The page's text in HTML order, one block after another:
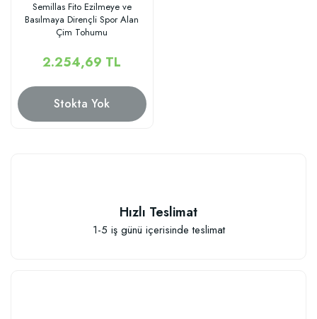
Semillas Fito Ezilmeye ve
Basılmaya Dirençli Spor Alan
Çim Tohumu
2.254,69 TL
Stokta Yok
Hızlı Teslimat
1-5 iş günü içerisinde teslimat